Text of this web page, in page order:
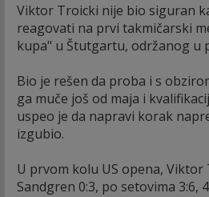
Viktor Troicki nije bio siguran
reagovati na prvi takmičarski
kupa" u Štutgartu, održanog u
Bio je rešen da proba i s
ga muče još od maja i
uspeo je da napravi korak
izgubio.
U prvom kolu US opena, Viktor
Sandgren 0:3, po setovima 3:6,